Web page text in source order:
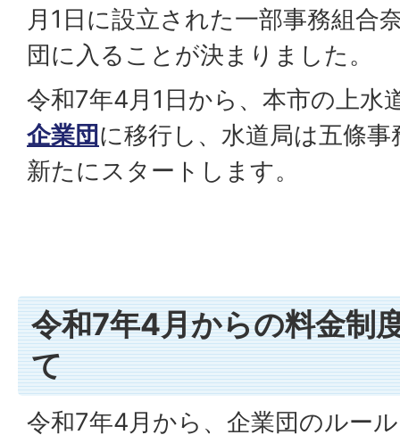
月1日に設立された一部事務組合
団に入ることが決まりました。
令和7年4月1日から、本市の上水
企業団 に移行し、水道局は五條
新たにスタートします。
令和7年4月からの料金制
て
令和7年4月から、企業団のルー